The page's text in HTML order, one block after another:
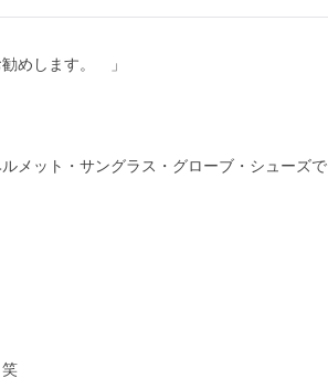
めします。 」
ット・サングラス・グローブ・シューズで